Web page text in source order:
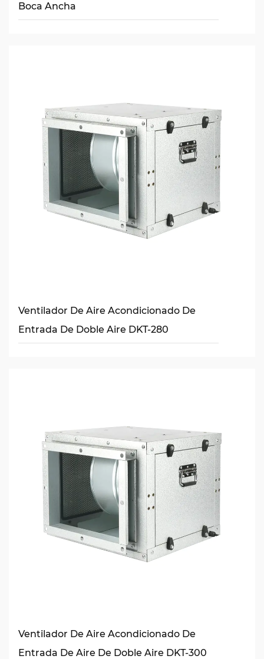
Boca Ancha
Ventilador De Aire Acondicionado De
Entrada De Doble Aire DKT-280
Ventilador De Aire Acondicionado De
Entrada De Aire De Doble Aire DKT-300